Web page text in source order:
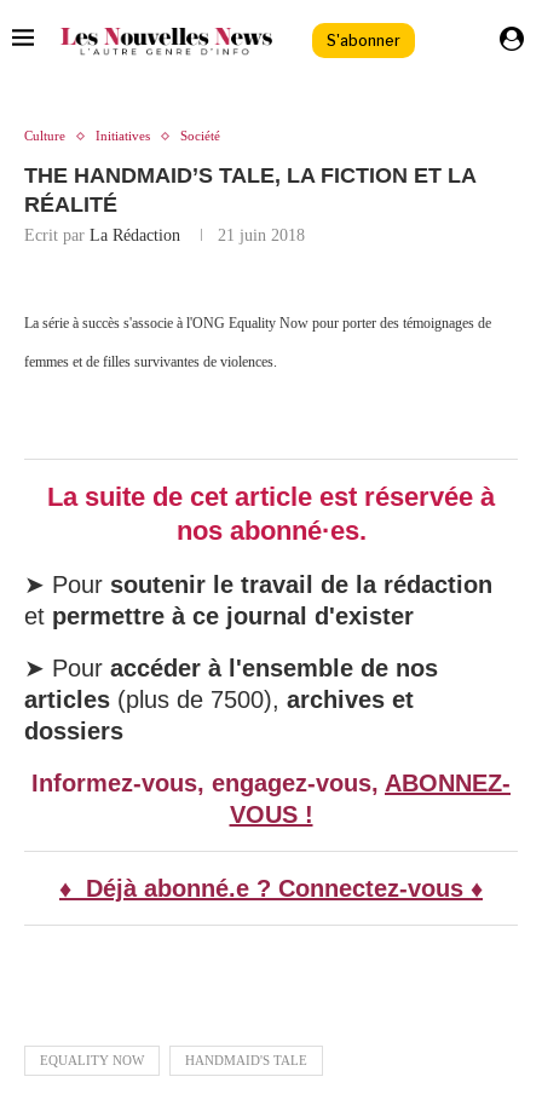
S'abonner
Culture Initiatives Société
THE HANDMAID’S TALE, LA FICTION ET LA
RÉALITÉ
Ecrit par La Rédaction 21 juin 2018
La série à succès s'associe à l'ONG Equality Now pour porter des témoignages de
femmes et de filles survivantes de violences.
La suite de cet article est réservée à
nos abonné·es.
➤ Pour soutenir le travail de la rédaction
et permettre à ce journal d'exister
➤ Pour accéder à l'ensemble de nos
articles (plus de 7500), archives et
dossiers
Informez-vous, engagez-vous, ABONNEZ-
VOUS !
♦ Déjà abonné.e ? Connectez-vous ♦
EQUALITY NOW HANDMAID'S TALE